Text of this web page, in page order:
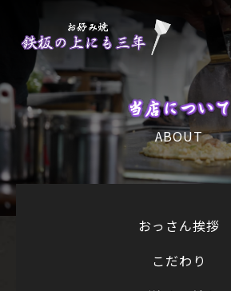
当店について
ABOUT
おっさん挨拶
こだわり